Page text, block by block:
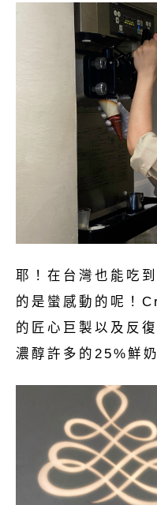
耶！在台灣也能吃
的是蠻感動的呢！
的匠心巨製以及反
濃醇許多的25%鮮